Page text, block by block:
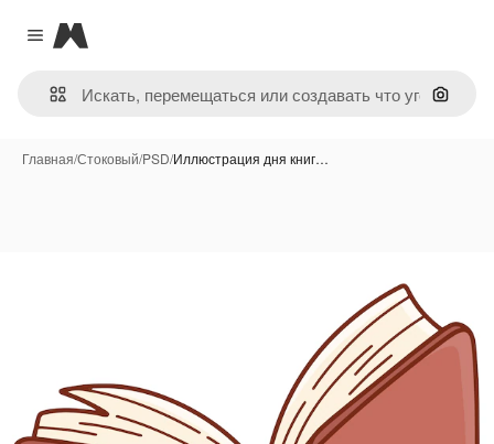
Close menu
Magnific
Поиск
Главная/Стоковый/PSD/Иллюстрация дня книг…